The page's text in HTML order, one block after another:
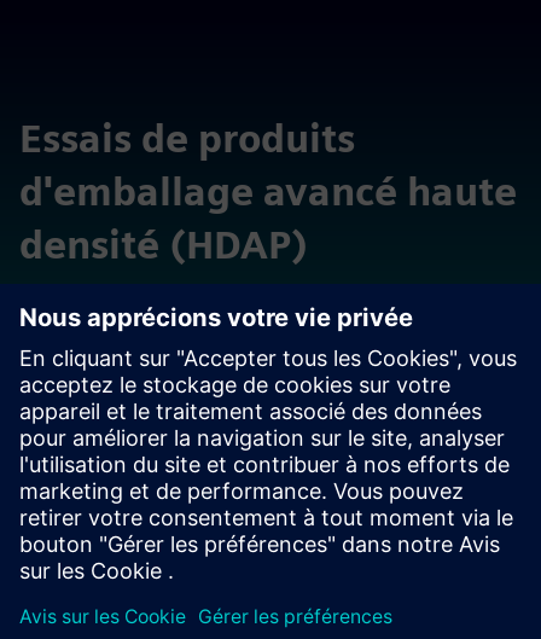
Essais de produits
d'emballage avancé haute
densité (HDAP)
Xpedition et Calibre dans ces laboratoires virtuels
autonomes hébergés dans le cloud.
Voir les essais